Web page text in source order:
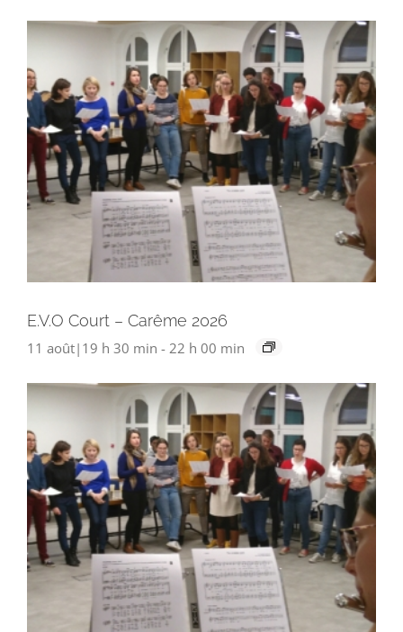
E.V.O Court – Carême 2026
11 août|19 h 30 min - 22 h 00 min